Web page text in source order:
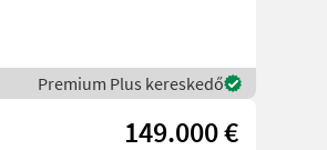
Premium Plus kereskedő
149.000 €